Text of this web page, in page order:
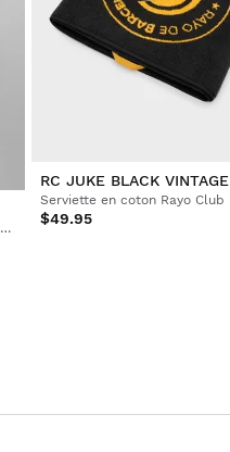
Poncho de pluie imperméable Boombastic
RC JUKE BLACK VINTAGE
Serviette en coton Rayo Club
$49.95